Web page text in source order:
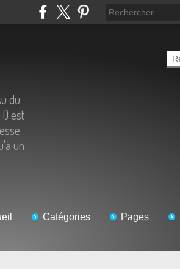
du
est
un
Catégories Pages